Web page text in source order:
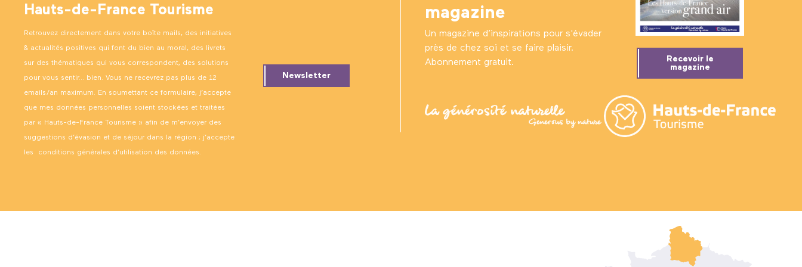
Hauts-de-France Tourisme
Retrouvez directement dans votre boîte mails, des initiatives
& actualités positives qui font du bien au moral, des livrets
sur des thématiques qui vous correspondent, des solutions
pour vous sentir… bien. Vous ne recevrez pas plus de 12
emails/an maximum. En soumettant ce formulaire, j’accepte
que mes données personnelles soient stockées et traitées
par « Hauts-de-France Tourisme » afin de m’envoyer des
suggestions d’évasion et de séjour dans la région ; j’accepte
les conditions générales d’utilisation des données.
Newsletter
magazine
Un magazine d’inspirations pour s'évader
près de chez soi et se faire plaisir.
Abonnement gratuit.
Recevoir le
magazine